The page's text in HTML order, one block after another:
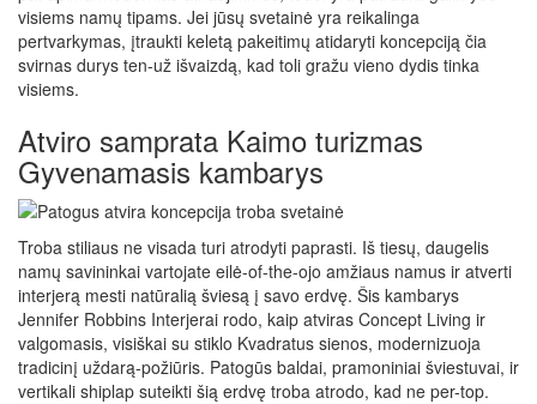
visiems namų tipams. Jei jūsų svetainė yra reikalinga
pertvarkymas, įtraukti keletą pakeitimų atidaryti koncepciją čia
svirnas durys ten-už išvaizdą, kad toli gražu vieno dydis tinka
visiems.
Atviro samprata Kaimo turizmas
Gyvenamasis kambarys
Troba stiliaus ne visada turi atrodyti paprasti. Iš tiesų, daugelis
namų savininkai vartojate eilė-of-the-ojo amžiaus namus ir atverti
interjerą mesti natūralią šviesą į savo erdvę. Šis kambarys
Jennifer Robbins Interjerai rodo, kaip atviras Concept Living ir
valgomasis, visiškai su stiklo Kvadratus sienos, modernizuoja
tradicinį uždarą-požiūris. Patogūs baldai, pramoniniai šviestuvai, ir
vertikali shiplap suteikti šią erdvę troba atrodo, kad ne per-top.